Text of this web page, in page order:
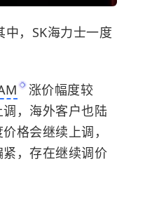
中，SK海力士一度
涨价幅度较
，海外客户也陆
格会继续上调，
，存在继续调价